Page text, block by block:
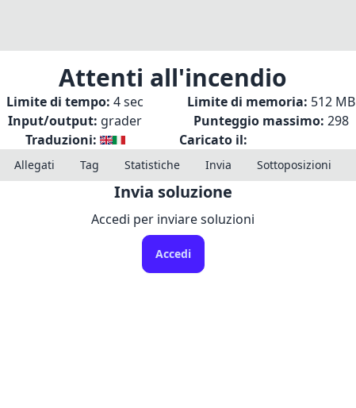
Attenti all'incendio
Limite di tempo: 4 sec Limite di memoria: 512 MB
Input/output: grader Punteggio massimo: 298
Traduzioni:
Caricato il:
Allegati Tag Statistiche Invia Sottoposizioni
Invia soluzione
Accedi per inviare soluzioni
Accedi